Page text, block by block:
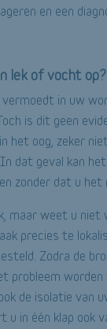
en een
lek of vocht op?
in uw
is dit geen
het oog, zeker
dat geval kan
zonder dat u het
maar weet u niet
precies te
Zodra de
probleem
de isolatie van
u in één klap ook